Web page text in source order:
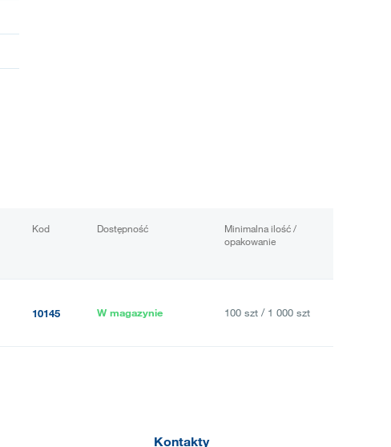
Kod Dostępność
Minimalna ilość /
opakowanie
10145 W magazynie 100 szt / 1 000 szt
Kontakty